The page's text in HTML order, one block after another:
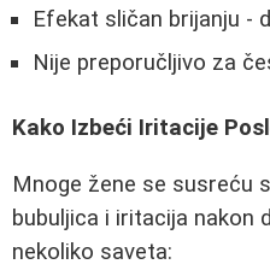
Efekat sličan brijanju -
Nije preporučljivo za
Kako Izbeći Iritacije
Mnoge žene se susreću
bubuljica i iritacija nakon
nekoliko saveta: